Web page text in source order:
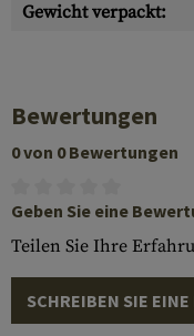
Gewicht verpackt:
Bewertungen
0 von 0 Bewertungen
Geben Sie eine
Teilen Sie Ihre
SCHREIBEN SIE